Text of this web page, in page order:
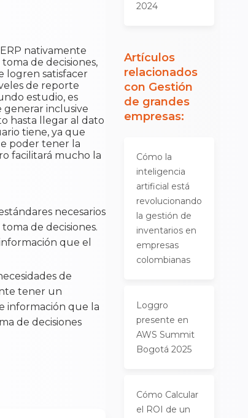
nativamente
de decisiones,
logren satisfacer
de reporte
estudio, es
inclusive
hasta llegar al dato
tiene, ya que
poder tener la
facilitará mucho la
necesarios
de decisiones.
que el
de
tener un
información que la
de decisiones
2024
Artículos
relacionados
con Gestión
de grandes
empresas:
Cómo la
inteligencia
artificial está
revolucionando
la gestión de
inventarios en
empresas
colombianas
Loggro
presente en
AWS Summit
Bogotá 2025
Cómo Calcular
el ROI de un